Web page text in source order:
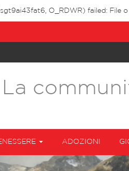
O_RDWR) failed: File
La
ADOZIONI